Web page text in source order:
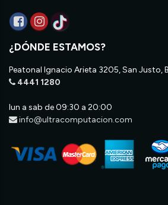
¿DÓNDE ESTAMOS?
Peatonal Ignacio Arieta 3205, San Justo,
4441 1280
lun a sab de 09:30 a 20:00
info@ultracomputacion.com